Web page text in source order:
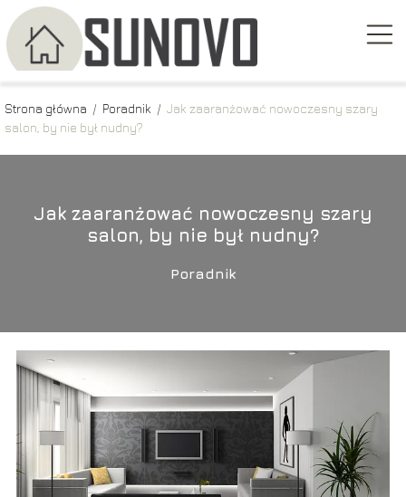
Strona główna / Poradnik / Jak zaaranżować nowoczesny szary
salon, by nie był nudny?
Jak zaaranżować nowoczesny szary
salon, by nie był nudny?
Poradnik